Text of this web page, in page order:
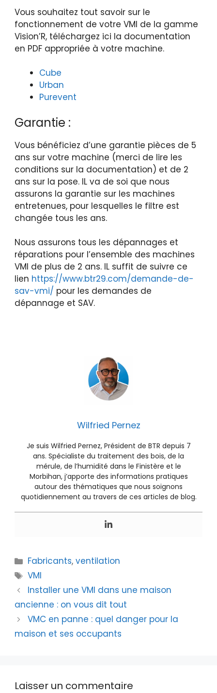
Vous souhaitez tout savoir sur le
fonctionnement de votre VMI de la gamme
Vision’R, téléchargez ici la documentation
en PDF appropriée à votre machine.
Cube
Urban
Purevent
Garantie :
Vous bénéficiez d’une garantie pièces de 5
ans sur votre machine (merci de lire les
conditions sur la documentation) et de 2
ans sur la pose. IL va de soi que nous
assurons la garantie sur les machines
entretenues, pour lesquelles le filtre est
changée tous les ans.
Nous assurons tous les dépannages et
réparations pour l’ensemble des machines
VMI de plus de 2 ans. IL suffit de suivre ce
lien https://www.btr29.com/demande-de-
sav-vmi/ pour les demandes de
dépannage et SAV.
Wilfried Pernez
Je suis Wilfried Pernez, Président de BTR depuis 7
ans. Spécialiste du traitement des bois, de la
mérule, de l’humidité dans le Finistère et le
Morbihan, j’apporte des informations pratiques
autour des thématiques que nous soignons
quotidiennement au travers de ces articles de blog.
Catégories
Fabricants,ventilation
Étiquettes
VMI
Installer une VMI dans une maison
ancienne : on vous dit tout
VMC en panne : quel danger pour la
maison et ses occupants
Laisser un commentaire